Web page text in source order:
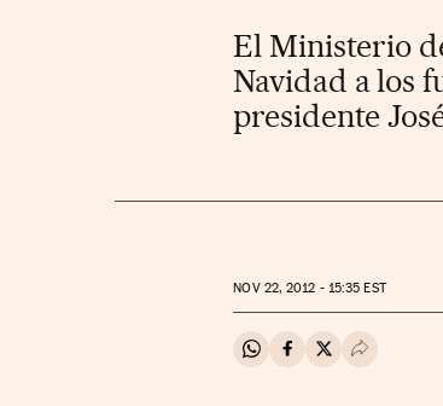
El Ministerio
Navidad a los
presidente
NOV22, 2012 - 15:35 EST
Compartir en Whatsapp
Compartir en
Compartir en